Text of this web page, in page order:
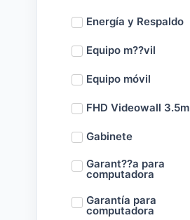
Energía y Respaldo
Equipo m??vil
Equipo móvil
FHD Videowall 3.5m
Gabinete
Garant??a para
computadora
Garantía para
computadora